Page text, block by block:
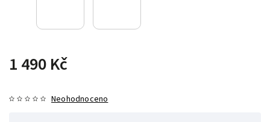
1 490 Kč
Neohodnoceno